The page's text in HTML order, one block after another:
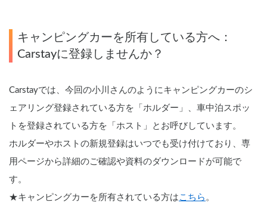
キャンピングカーを所有している方へ：
Carstayに登録しませんか？
Carstayでは、今回の小川さんのようにキャンピングカーのシ
ェアリング登録されている方を「ホルダー」、車中泊スポッ
トを登録されている方を「ホスト」とお呼びしています。
ホルダーやホストの新規登録はいつでも受け付けており、専
用ページから詳細のご確認や資料のダウンロードが可能で
す。
★キャンピングカーを所有されている方は こちら 。